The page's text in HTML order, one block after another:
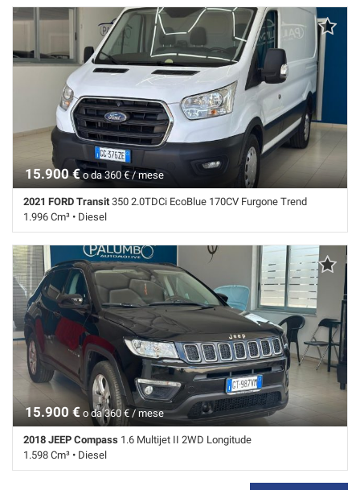
102.740 Km • Cambio Manuale (6) • Nero pastello • 5 Porte • ABS •
Airbag laterali • Airbag testa • Autoradio digitale • Bracciolo • Cerchi in
lega • Chiusura centralizzata • Climatizzatore • Controllo elettronico
della corsia • Controllo trazione • Cruise Control • ESP • Fari LED •
Fendinebbia • Frenata d'emergenza assistita • Immobilizzatore
elettronico • Riconoscimento dei segnali stradali • Sensore di luce •
Sensori di parcheggio posteriori • Servosterzo • Navigatore satellitare
• Specchietti laterali elettrici
15.900 €o da 360 € / mese
2021 FORD Transit350 2.0TDCi EcoBlue 170CV Furgone Trend
1.996 Cm³ • Diesel
114.663 Km • Cambio Manuale (6) • Bianco pastello • 4 Porte • ABS •
Airbag • Autoradio digitale • Bluetooth • Bracciolo • Chiusura
centralizzata • Climatizzatore • Cruise Control • ESP • Fendinebbia •
Sensori di parcheggio posteriori • Specchietti laterali elettrici
15.900 € o da 360 € / mese
2018 JEEP Compass 1.6 Multijet II 2WD Longitude
1.598 Cm³ • Diesel
108.639 Km • Cambio Manuale (6) • Nero pastello • 5 Porte • ABS •